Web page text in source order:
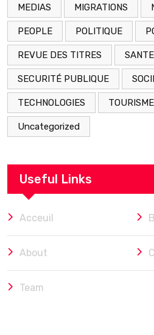
MEDIAS MIGRATIONS
PEOPLE POLITIQUE
REVUE DES TITRES SANTE
SECURITÉ PUBLIQUE
TECHNOLOGIES TOURISME
Uncategorized
Useful Links
Acceuil
About
Team